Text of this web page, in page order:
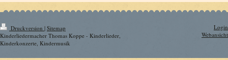
Druckversion | Sitemap
Kinderliedermacher Thomas Koppe - Kinderlieder,
Kinderkonzerte, Kindermusik
Login
Webansicht